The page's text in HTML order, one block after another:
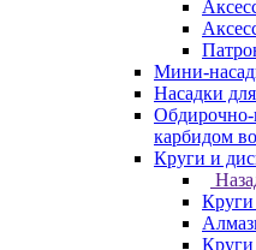
Мини-
Насадки
карбидом
Круги и
Круги